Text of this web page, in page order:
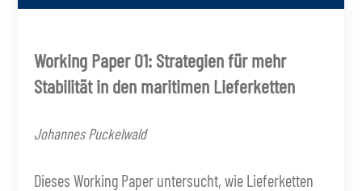
Working Paper 01: Strategien für mehr
Stabilität in den maritimen Lieferketten
Johannes Puckelwald
Dieses Working Paper untersucht, wie Lieferketten